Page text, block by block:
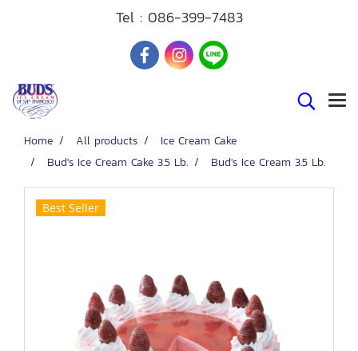
Tel : 086-399-7483
Home All products
Ice Cream Cake
Bud's Ice Cream Cake 3.5 Lb.
Bud's Ice Cream 3.5 Lb.
Best Seller